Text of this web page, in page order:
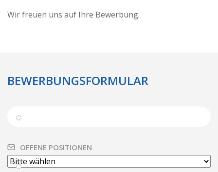
Wir freuen uns auf Ihre Bewerbung.
BEWERBUNGSFORMULAR
OFFENE POSITIONEN